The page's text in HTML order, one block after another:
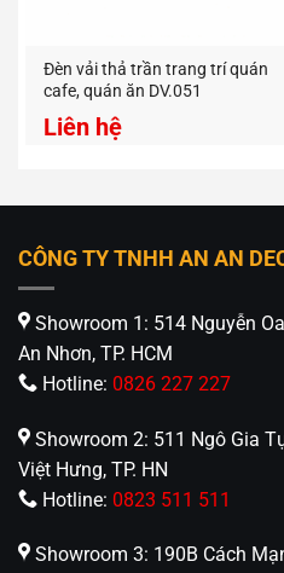
Đèn vải thả trần trang trí quán
cafe, quán ăn DV.051
Liên hệ
CÔNG TY TNHH AN AN
Showroom 1: 514 Nguyễn
An Nhơn, TP. HCM
Hotline: 0826 227 227
Showroom 2: 511 Ngô Gia
Việt Hưng, TP. HN
Hotline: 0823 511 511
Showroom 3: 190B Cách